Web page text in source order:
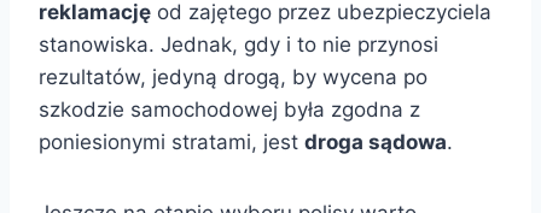
reklamację od zajętego przez ubezpieczyciela
stanowiska. Jednak, gdy i to nie przynosi
rezultatów, jedyną drogą, by wycena po
szkodzie samochodowej była zgodna z
poniesionymi stratami, jest droga sądowa.